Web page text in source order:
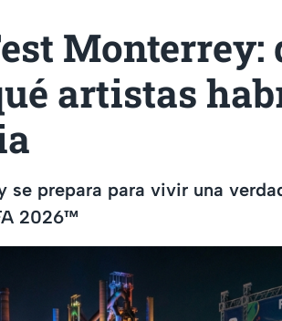
Monterrey:
artistas
se prepara para vivir una
2026™